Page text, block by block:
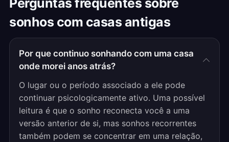
Perguntas frequentes sobre
sonhos com casas antigas
Por que continuo sonhando com uma casa
onde morei anos atrás?
O lugar ou o período associado a ele pode
continuar psicologicamente ativo. Uma possível
leitura é que o sonho reconecta você a uma
versão anterior de si, mas sonhos recorrentes
também podem se concentrar em uma relação,